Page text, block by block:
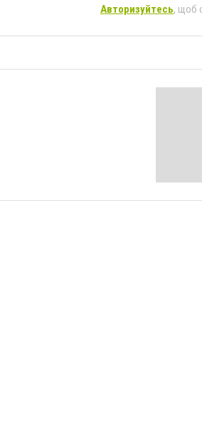
Авторизуйтесь, щоб